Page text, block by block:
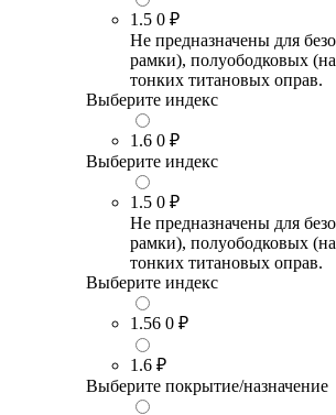
1.5 0 ₽
Не предназначены для
рамки), полуободковых
тонких титановых оправ.
Выберите индекс
1.6 0 ₽
Выберите индекс
1.5 0 ₽
Не предназначены для
рамки), полуободковых
тонких титановых оправ.
Выберите индекс
1.56 0 ₽
1.6 ₽
Выберите покрытие/назначение